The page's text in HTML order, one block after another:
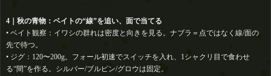
4｜秋の青物：ベイトの“線”を追い、面で当てる
• ベイト観察：イワシの群れは密度と向きを見る。ナブラ＝点ではなく線/面の
先で待つ。
• ジグ：120〜200g。フォール初速でスイッチを入れ、1シャクリ目で食わせ
る“間”を作る。シルバー/ブルピン/グロウは固定。